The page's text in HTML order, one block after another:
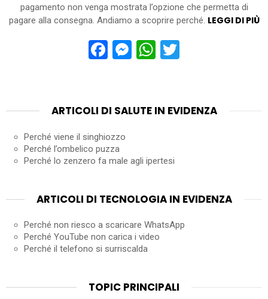
pagamento non venga mostrata l’opzione che permetta di
pagare alla consegna. Andiamo a scoprire perché. LEGGI DI PIÙ
Facebook
Messenger
WhatsApp
ARTICOLI DI SALUTE IN EVIDENZA
Perché viene il singhiozzo
Perché l’ombelico puzza
Perché lo zenzero fa male agli ipertesi
ARTICOLI DI TECNOLOGIA IN EVIDENZA
Perché non riesco a scaricare WhatsApp
Perché YouTube non carica i video
Perché il telefono si surriscalda
TOPIC PRINCIPALI